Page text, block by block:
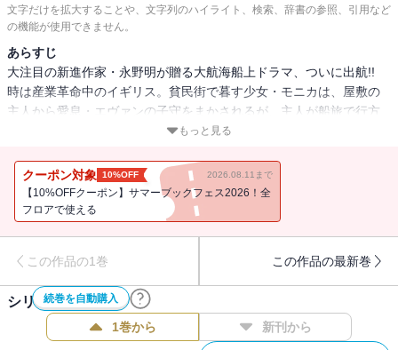
文字だけを拡大することや、文字列のハイライト、検索、辞書の参照、引用など
の機能が使用できません。
あらすじ
大注目の新進作家・永野明が贈る大航海船上ドラマ、ついに出航!!
時は産業革命中のイギリス。貧民街で暮す少女・モニカは、屋敷の
主人から愛息・エヴァンの子守をまかされるが、主人が船旅で行方
不明になったことをきっかけに、屋敷から追放されてしまう。1年
ァンと空の棺で――。主人の生存を願うモニカは、エヴァンを連れ
て蒸気船に乗ることを決意するが……!?
もっと見る
クーポン対象 10%OFF 2026.08.11まで
【10%OFFクーポン】サマーブックフェス2026！全
フロアで使える
この作品の1巻 この作品の最新巻
続巻を自動購入
シリーズ作品(4件)
1巻から 新刊から